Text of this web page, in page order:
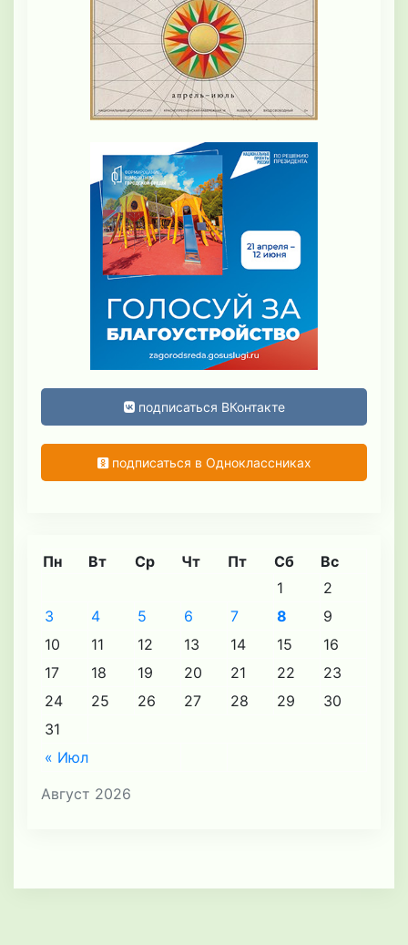
подписаться ВКонтакте
подписаться в Одноклассниках
Август 2026
Пн Вт Ср Чт Пт Сб Вс
« Июл
1
2
3
4 5 6 7 8
9
10
11 12 13 14 15
16
17
18 19 20 21 22
23
24
25 26 27 28 29
30
31